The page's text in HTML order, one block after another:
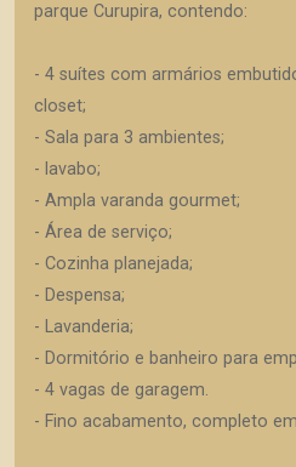
parque Curupira, contendo:
- 4 suítes com armários
closet;
- Sala para 3 ambientes;
- lavabo;
- Ampla varanda gourmet;
- Área de serviço;
- Cozinha planejada;
- Despensa;
- Lavanderia;
- Dormitório e banheiro para
- 4 vagas de garagem.
- Fino acabamento, completo